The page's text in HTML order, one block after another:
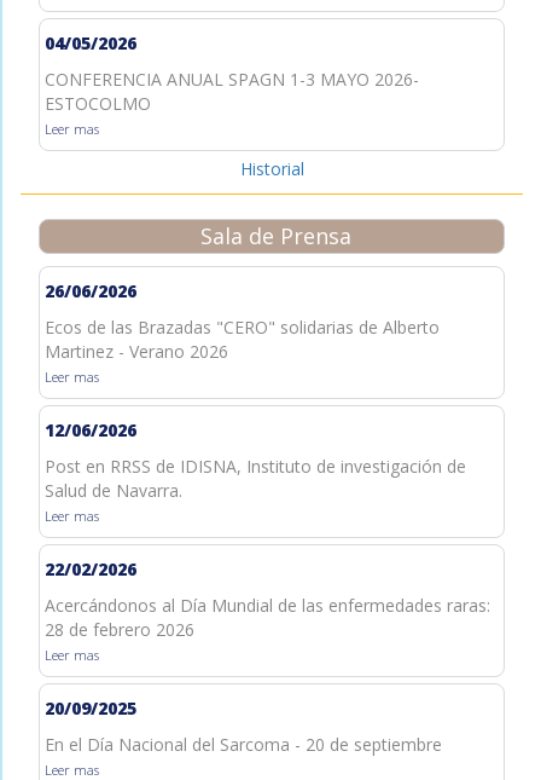
04/05/2026
CONFERENCIA ANUAL SPAGN 1-3 MAYO 2026-
ESTOCOLMO
Leer mas
Historial
Sala de Prensa
26/06/2026
Ecos de las Brazadas "CERO" solidarias de Alberto
Martinez - Verano 2026
Leer mas
12/06/2026
Post en RRSS de IDISNA, Instituto de investigación de
Salud de Navarra.
Leer mas
22/02/2026
Acercándonos al Día Mundial de las enfermedades raras:
28 de febrero 2026
Leer mas
20/09/2025
En el Día Nacional del Sarcoma - 20 de septiembre
Leer mas